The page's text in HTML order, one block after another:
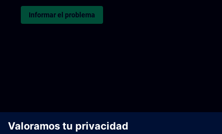
Informar el problema